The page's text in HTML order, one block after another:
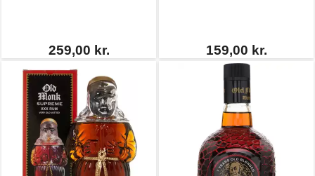
259,00 kr. 159,00 kr.